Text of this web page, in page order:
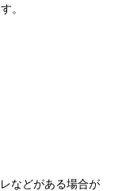
。
などがある場合が